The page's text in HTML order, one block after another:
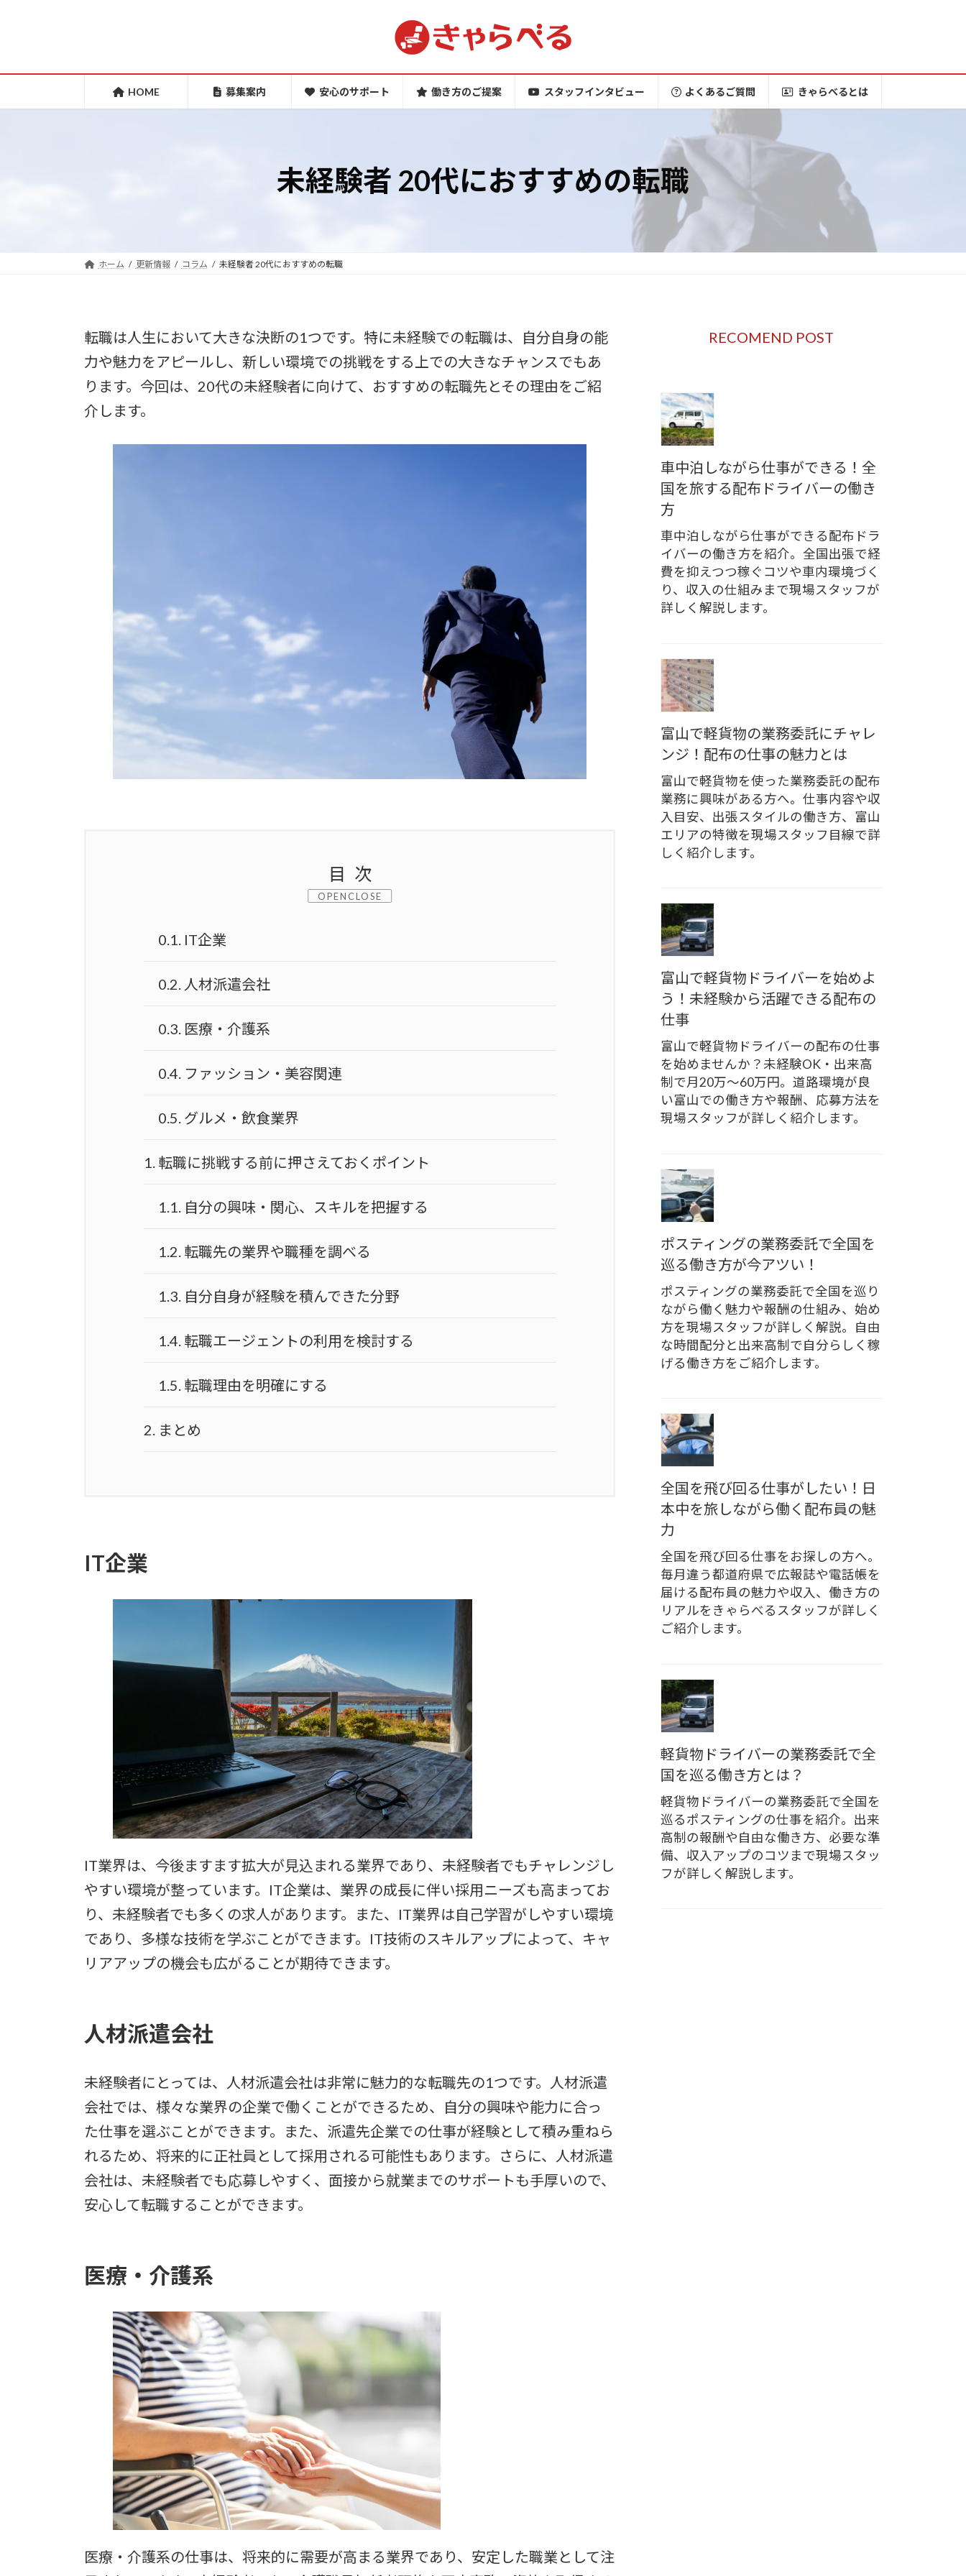
ン
へ
ー
ョ
HOME 募集案内 安心のサポート 働き方のご提案 スタッフインタビュー よくあるご質問 きゃらべるとは
未経験者 20代におすすめの転職
ホーム 更新情報 コラム 未経験者 20代におすすめの転職
転職は人生において大きな決断の1つです。特に未経験での転職は、自分自身の能
力や魅力をアピールし、新しい環境での挑戦をする上での大きなチャンスでもあ
ります。今回は、20代の未経験者に向けて、おすすめの転職先とその理由をご紹
介します。
目次
CLOSE
0.1. IT企業
0.2. 人材派遣会社
0.3. 医療・介護系
0.4. ファッション・美容関連
0.5. グルメ・飲食業界
1. 転職に挑戦する前に押さえておくポイント
1.1. 自分の興味・関心、スキルを把握する
1.2. 転職先の業界や職種を調べる
1.3. 自分自身が経験を積んできた分野
1.4. 転職エージェントの利用を検討する
1.5. 転職理由を明確にする
2. まとめ
IT企業
IT業界は、今後ますます拡大が見込まれる業界であり、未経験者でもチャレンジし
やすい環境が整っています。IT企業は、業界の成長に伴い採用ニーズも高まってお
り、未経験者でも多くの求人があります。また、IT業界は自己学習がしやすい環境
であり、多様な技術を学ぶことができます。IT技術のスキルアップによって、キャ
リアアップの機会も広がることが期待できます。
人材派遣会社
未経験者にとっては、人材派遣会社は非常に魅力的な転職先の1つです。人材派遣
会社では、様々な業界の企業で働くことができるため、自分の興味や能力に合っ
た仕事を選ぶことができます。また、派遣先企業での仕事が経験として積み重ねら
れるため、将来的に正社員として採用される可能性もあります。さらに、人材派遣
会社は、未経験者でも応募しやすく、面接から就業までのサポートも手厚いので、
安心して転職することができます。
医療・介護系
医療・介護系の仕事は、将来的に需要が高まる業界であり、安定した職業として注
RECOMEND POST
車中泊しながら仕事ができる！全
国を旅する配布ドライバーの働き
方
車中泊しながら仕事ができる配布ドラ
イバーの働き方を紹介。全国出張で経
費を抑えつつ稼ぐコツや車内環境づく
り、収入の仕組みまで現場スタッフが
詳しく解説します。
富山で軽貨物の業務委託にチャレ
ンジ！配布の仕事の魅力とは
富山で軽貨物を使った業務委託の配布
業務に興味がある方へ。仕事内容や収
入目安、出張スタイルの働き方、富山
エリアの特徴を現場スタッフ目線で詳
しく紹介します。
富山で軽貨物ドライバーを始めよ
う！未経験から活躍できる配布の
仕事
富山で軽貨物ドライバーの配布の仕事
を始めませんか？未経験OK・出来高
制で月20万〜60万円。道路環境が良
い富山での働き方や報酬、応募方法を
現場スタッフが詳しく紹介します。
ポスティングの業務委託で全国を
巡る働き方が今アツい！
ポスティングの業務委託で全国を巡り
ながら働く魅力や報酬の仕組み、始め
方を現場スタッフが詳しく解説。自由
な時間配分と出来高制で自分らしく稼
げる働き方をご紹介します。
全国を飛び回る仕事がしたい！日
本中を旅しながら働く配布員の魅
力
全国を飛び回る仕事をお探しの方へ。
毎月違う都道府県で広報誌や電話帳を
届ける配布員の魅力や収入、働き方の
リアルをきゃらべるスタッフが詳しく
ご紹介します。
軽貨物ドライバーの業務委託で全
国を巡る働き方とは？
軽貨物ドライバーの業務委託で全国を
巡るポスティングの仕事を紹介。出来
高制の報酬や自由な働き方、必要な準
備、収入アップのコツまで現場スタッ
フが詳しく解説します。